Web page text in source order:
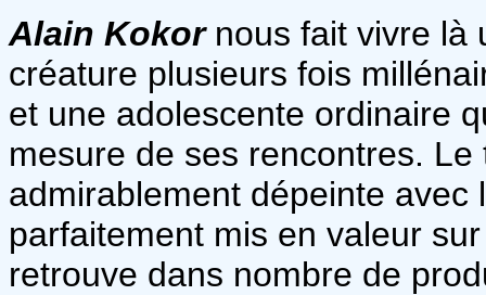
Alain Kokornous fait vivre là
créature plusieurs fois
et une adolescente ordinaire
mesure de ses rencontres.
admirablement dépeinte avec
parfaitement mis en valeur
retrouve dans nombre de